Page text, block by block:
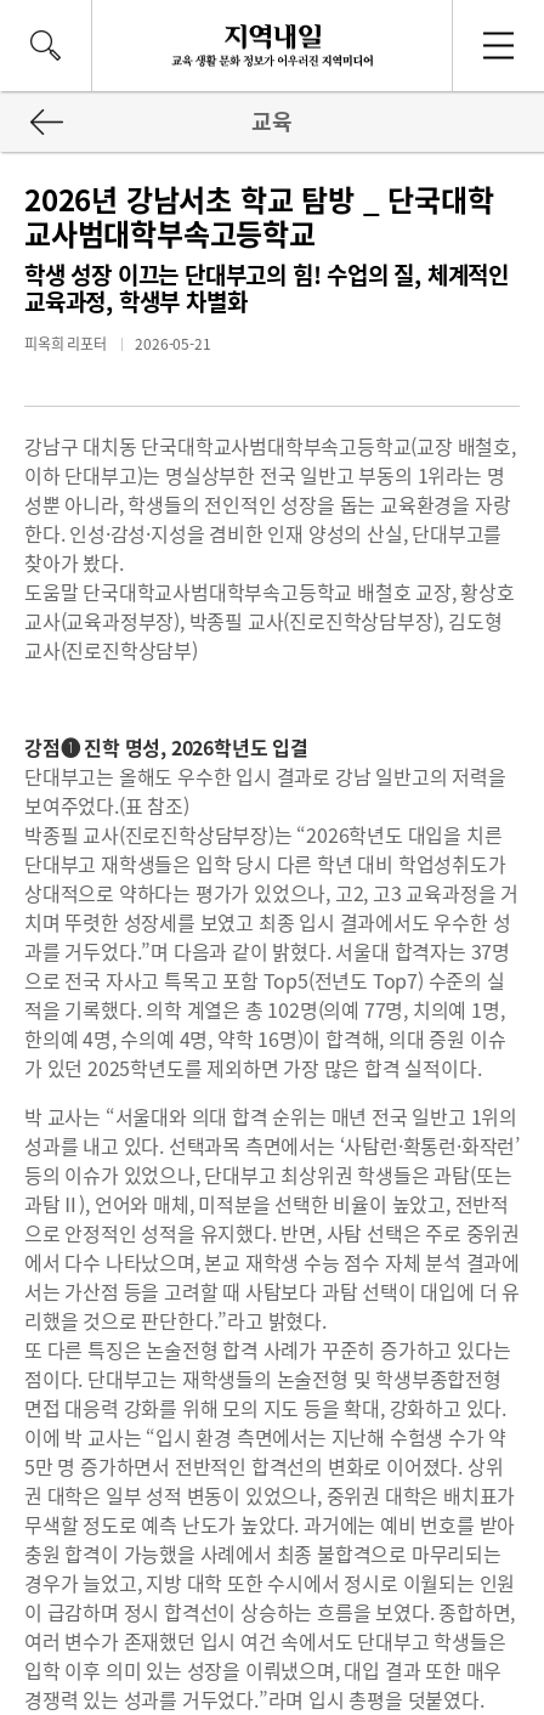
교육
2026년 강남서초 학교 탐방 _ 단국대학
교사범대학부속고등학교
학생 성장 이끄는 단대부고의 힘! 수업의 질, 체계적인
교육과정, 학생부 차별화
피옥희 리포터 2026-05-21
강남구 대치동 단국대학교사범대학부속고등학교(교장 배철호,
이하 단대부고)는 명실상부한 전국 일반고 부동의 1위라는 명
성뿐 아니라, 학생들의 전인적인 성장을 돕는 교육환경을 자랑
한다. 인성·감성·지성을 겸비한 인재 양성의 산실, 단대부고를
찾아가 봤다.
도움말 단국대학교사범대학부속고등학교 배철호 교장, 황상호
교사(교육과정부장), 박종필 교사(진로진학상담부장), 김도형
교사(진로진학상담부)
강점❶ 진학 명성, 2026학년도 입결
단대부고는 올해도 우수한 입시 결과로 강남 일반고의 저력을
보여주었다.(표 참조)
박종필 교사(진로진학상담부장)는 “2026학년도 대입을 치른
단대부고 재학생들은 입학 당시 다른 학년 대비 학업성취도가
상대적으로 약하다는 평가가 있었으나, 고2, 고3 교육과정을 거
치며 뚜렷한 성장세를 보였고 최종 입시 결과에서도 우수한 성
과를 거두었다.”며 다음과 같이 밝혔다. 서울대 합격자는 37명
으로 전국 자사고 특목고 포함 Top5(전년도 Top7) 수준의 실
적을 기록했다. 의학 계열은 총 102명(의예 77명, 치의예 1명,
한의예 4명, 수의예 4명, 약학 16명)이 합격해, 의대 증원 이슈
가 있던 2025학년도를 제외하면 가장 많은 합격 실적이다.
박 교사는 “서울대와 의대 합격 순위는 매년 전국 일반고 1위의
성과를 내고 있다. 선택과목 측면에서는 ‘사탐런·확통런·화작런’
등의 이슈가 있었으나, 단대부고 최상위권 학생들은 과탐(또는
과탐Ⅱ), 언어와 매체, 미적분을 선택한 비율이 높았고, 전반적
으로 안정적인 성적을 유지했다. 반면, 사탐 선택은 주로 중위권
에서 다수 나타났으며, 본교 재학생 수능 점수 자체 분석 결과에
서는 가산점 등을 고려할 때 사탐보다 과탐 선택이 대입에 더 유
리했을 것으로 판단한다.”라고 밝혔다.
또 다른 특징은 논술전형 합격 사례가 꾸준히 증가하고 있다는
점이다. 단대부고는 재학생들의 논술전형 및 학생부종합전형
면접 대응력 강화를 위해 모의 지도 등을 확대, 강화하고 있다.
이에 박 교사는 “입시 환경 측면에서는 지난해 수험생 수가 약
5만 명 증가하면서 전반적인 합격선의 변화로 이어졌다. 상위
권 대학은 일부 성적 변동이 있었으나, 중위권 대학은 배치표가
무색할 정도로 예측 난도가 높았다. 과거에는 예비 번호를 받아
충원 합격이 가능했을 사례에서 최종 불합격으로 마무리되는
경우가 늘었고, 지방 대학 또한 수시에서 정시로 이월되는 인원
이 급감하며 정시 합격선이 상승하는 흐름을 보였다. 종합하면,
여러 변수가 존재했던 입시 여건 속에서도 단대부고 학생들은
입학 이후 의미 있는 성장을 이뤄냈으며, 대입 결과 또한 매우
경쟁력 있는 성과를 거두었다.”라며 입시 총평을 덧붙였다.